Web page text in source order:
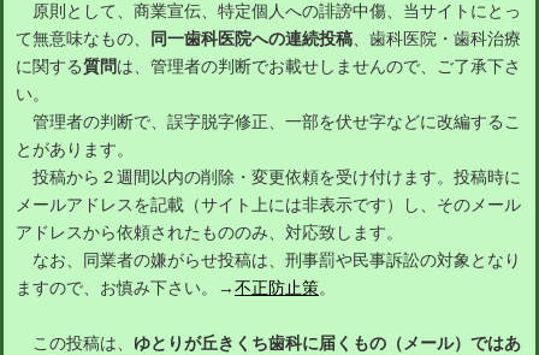
原則として、商業宣伝、特定個人への誹謗中傷、当サイトにとっ
て無意味なもの、
同一歯科医院への連続投稿、歯科医院・歯科治療
に関する質問は、管理者の判断でお載せしませんので、ご了承下さ
い。
管理者の判断で、誤字脱字修正、一部を伏せ字などに改編するこ
とがあります。
投稿から２週間以内の削除・変更依頼を受け付けます。投稿時に
メールアドレスを記載（サイト上には非表示です）し、そのメール
アドレスから依頼されたもののみ、対応致します。
なお、同業者の嫌がらせ投稿は、刑事罰や民事訴訟の対象となり
ますので、お慎み下さい。→不正防止策。
この投稿は、 ゆとりが丘きくち歯科に届くもの（メール）ではあ